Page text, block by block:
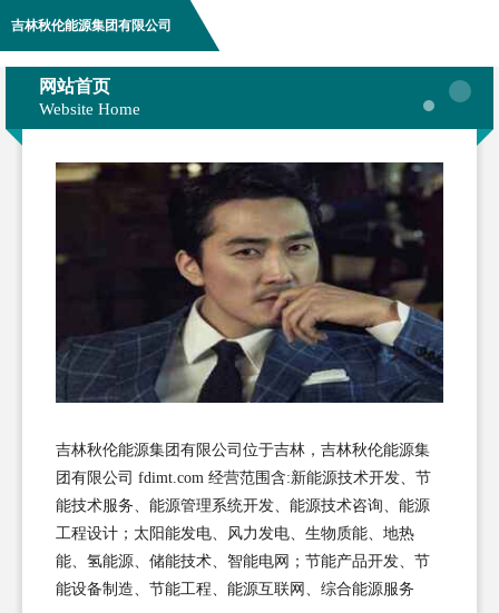
吉林秋伦能源集团有限公司
网站首页
Website Home
吉林秋伦能源集团有限公司位于吉林，吉林秋伦能源集
团有限公司 fdimt.com 经营范围含:新能源技术开发、节
能技术服务、能源管理系统开发、能源技术咨询、能源
工程设计；太阳能发电、风力发电、生物质能、地热
能、氢能源、储能技术、智能电网；节能产品开发、节
能设备制造、节能工程、能源互联网、综合能源服务